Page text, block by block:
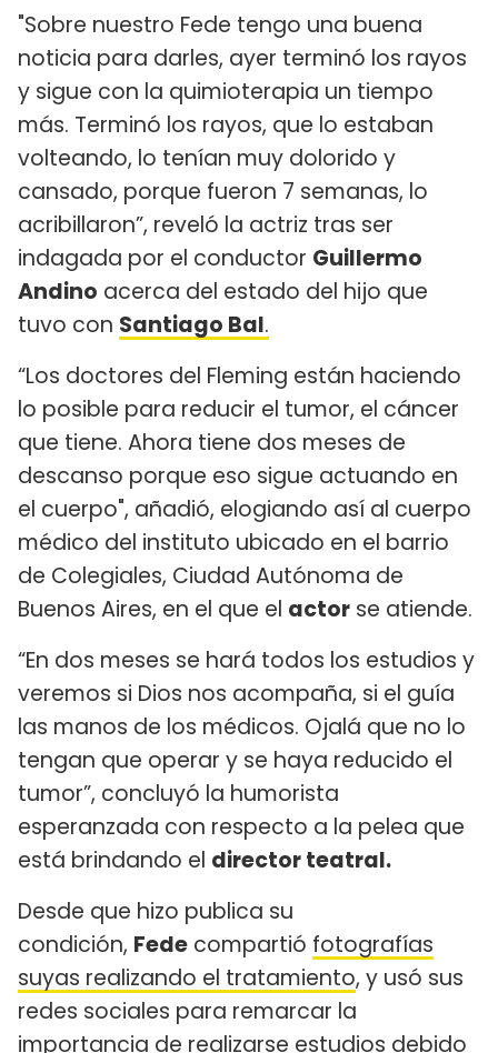
"Sobre nuestro Fede tengo una buena
noticia para darles, ayer terminó los rayos
y sigue con la quimioterapia un tiempo
más. Terminó los rayos, que lo estaban
volteando, lo tenían muy dolorido y
cansado, porque fueron 7 semanas, lo
acribillaron”, reveló la actriz tras ser
indagada por el conductor Guillermo
Andino acerca del estado del hijo que
tuvo con Santiago Bal.
“Los doctores del Fleming están haciendo
lo posible para reducir el tumor, el cáncer
que tiene. Ahora tiene dos meses de
descanso porque eso sigue actuando en
el cuerpo", añadió, elogiando así al cuerpo
médico del instituto ubicado en el barrio
de Colegiales, Ciudad Autónoma de
Buenos Aires, en el que el actor se atiende.
“En dos meses se hará todos los estudios y
veremos si Dios nos acompaña, si el guía
las manos de los médicos. Ojalá que no lo
tengan que operar y se haya reducido el
tumor”, concluyó la humorista
esperanzada con respecto a la pelea que
está brindando el director teatral.
Desde que hizo publica su
condición, Fede compartió fotografías
suyas realizando el tratamiento, y usó sus
redes sociales para remarcar la
importancia de realizarse estudios debido